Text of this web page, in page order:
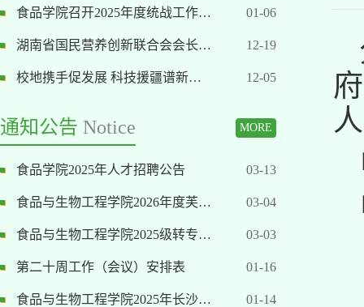
食品学院召开2025年度统战工作… 01-06
湖南省国民营养创新联合会会长… 12-19
校地携手促发展 科技援疆谱新… 12-05
通知公告 Notice MORE
食品学院2025年人才招聘公告 03-13
食品与生物工程学院2026年度芙… 03-04
食品与生物工程学院2025级转专… 03-03
第二十周工作（会议）安排表 01-16
食品与生物工程学院2025年长沙… 01-14